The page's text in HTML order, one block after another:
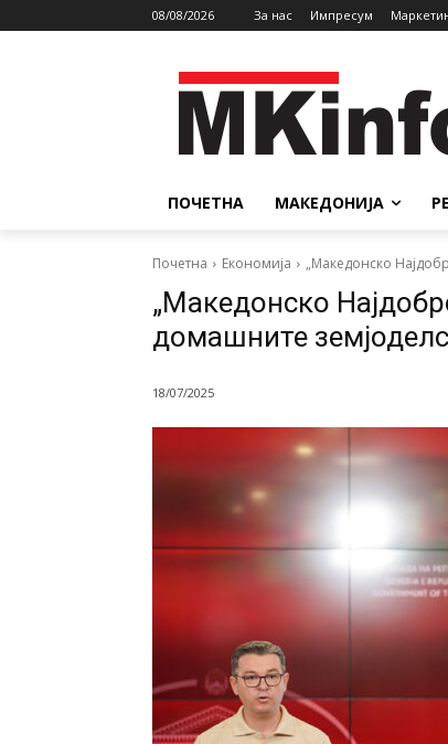
08/08/2026 За нас Импресум
ПОЧЕТНА МАКЕДОНИЈА
Почетна Економија „Македонско
„Македонско
домашните
18/07/2025